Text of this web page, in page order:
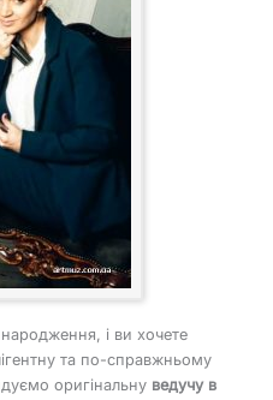
і ви хочете
та по-справжньому
оригінальну ведучу в